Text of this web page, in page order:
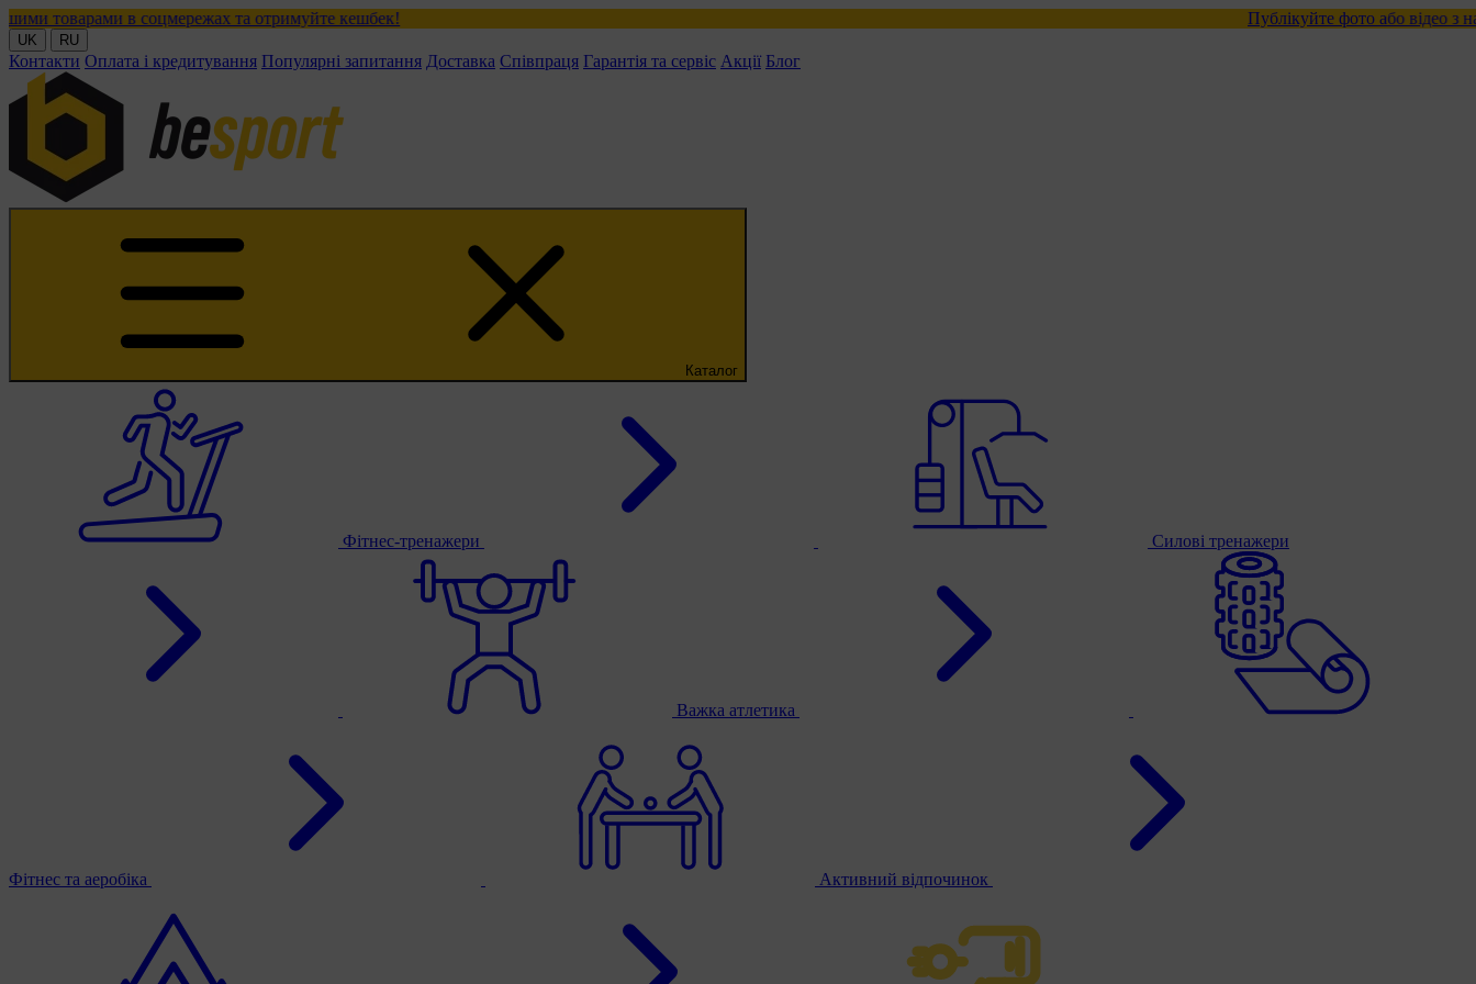
в соцмережах та отримуйте кешбек! Публікуйте фото або відео з нашими
UK RU
Контакти Оплата і кредитування Популярні запитання Доставка Співпраця Гарантія та сервіс Акції Блог
Каталог
Фітнес-тренажери Силові тренажери
Важка атлетика
Фітнес та аеробіка Активний відпочинок